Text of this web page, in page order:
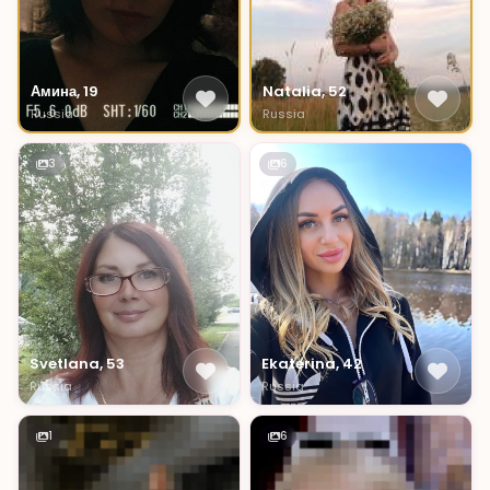
Амина, 19
Russia
Natalia, 52
Russia
3
Svetlana, 53
Russia
6
Ekaterina, 42
Russia
1 6